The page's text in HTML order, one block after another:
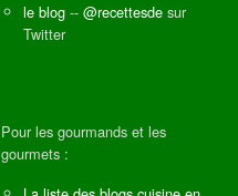
le blog -- @recettesde sur
Twitter
Pour les gourmands et les
gourmets :